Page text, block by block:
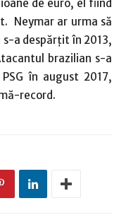
de euro, el fiind
Neymar ar urma să
s-a despărțit în 2013,
brazilian s-a
în august 2017,
record.